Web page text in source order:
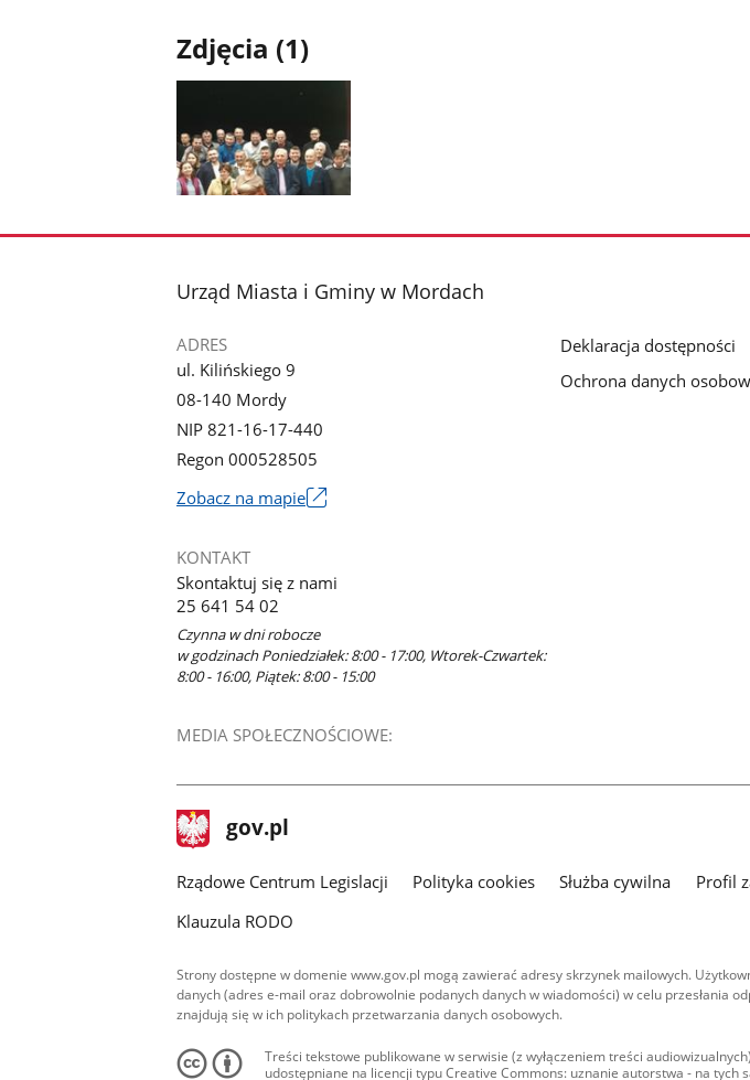
Zdjęcia (1)
zdjęcie
galerii.
stopka
Urząd Miasta i Gminy w Mordach
ADRES
ul. Kilińskiego 9
08-140 Mordy
NIP 821-16-17-440
Regon 000528505
Zobacz na mapieLink
nowym
KONTAKT
Skontaktuj się z nami
25 641 54 02
Czynna w dni robocze
w godzinach Poniedziałek: 8:00 - 17:00, Wtorek-Czwartek:
8:00 - 16:00, Piątek: 8:00 - 15:00
MEDIA SPOŁECZNOŚCIOWE:
Deklaracja dostępności
Ochrona danych
stopka
gov.pl Strona
gov.pl
Rządowe Centrum Legislacji Polityka cookies Służba cywilna Profil
Klauzula RODO
Strony dostępne w domenie www.gov.pl mogą zawierać adresy skrzynek mailowych.
danych (adres e-mail oraz dobrowolnie podanych danych w wiadomości) w celu przesłania
znajdują się w ich politykach przetwarzania danych osobowych.
Treści tekstowe publikowane w serwisie (z wyłączeniem treści
udostępniane na licencji typu Creative Commons: uznanie autorstwa - na tych